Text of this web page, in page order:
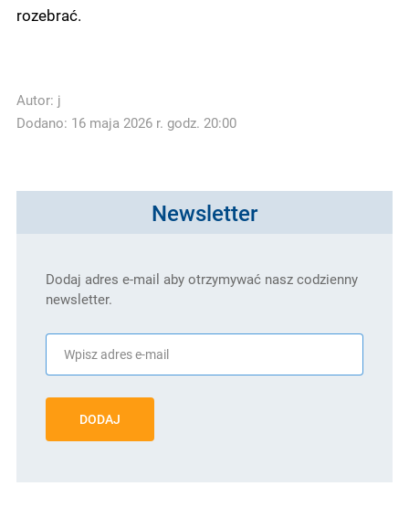
rozebrać.
Autor: j
Dodano: 16 maja 2026 r. godz. 20:00
Newsletter
Dodaj adres e-mail aby otrzymywać nasz codzienny
newsletter.
DODAJ